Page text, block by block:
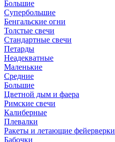
Большие
Супербольшие
Бенгальские огни
Толстые свечи
Стандартные свечи
Петарды
Неадекватные
Маленькие
Средние
Большие
Цветной дым и фаера
Римские свечи
Калиберные
Плевалки
Ракеты и летающие фейерверки
Бабочки